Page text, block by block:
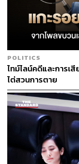
POLITICS
ไทม์ไลน์คดีและการเ
ไต่สวนการตาย